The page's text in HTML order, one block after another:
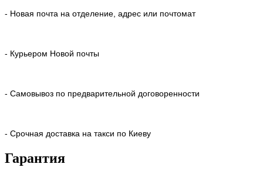
- Новая почта на отделение, адрес или почтомат
- Курьером Новой почты
- Самовывоз по предварительной договоренности
- Срочная доставка на такси по Киеву
Гарантия